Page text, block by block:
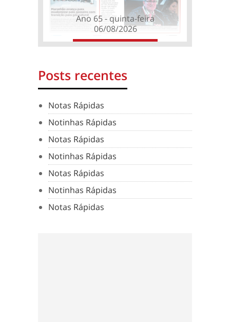
Ano 65 - quinta-feira
06/08/2026
Posts recentes
Notas Rápidas
Notinhas Rápidas
Notas Rápidas
Notinhas Rápidas
Notas Rápidas
Notinhas Rápidas
Notas Rápidas